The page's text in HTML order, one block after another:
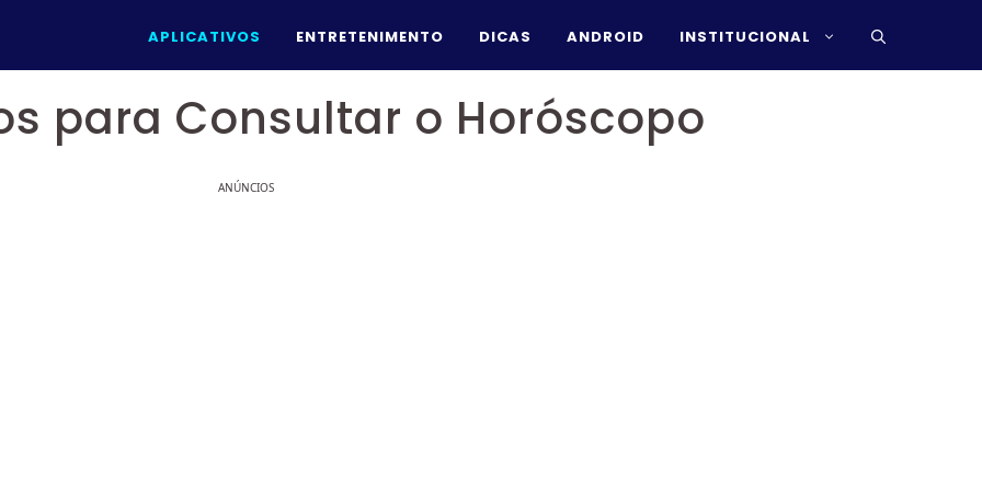
APLICATIVOS ENTRETENIMENTO DICAS ANDROID INSTITUCIONAL
para Consultar o Horóscopo
ANÚNCIOS